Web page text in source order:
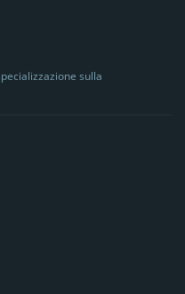
sulla